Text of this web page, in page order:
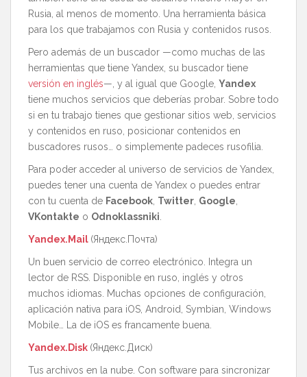
Rusia, al menos de momento. Una herramienta básica
para los que trabajamos con Rusia y contenidos rusos.
Pero además de un buscador —como muchas de las
herramientas que tiene Yandex, su buscador tiene
versión en inglés—, y al igual que Google, Yandex
tiene muchos servicios que deberías probar. Sobre todo
si en tu trabajo tienes que gestionar sitios web, servicios
y contenidos en ruso, posicionar contenidos en
buscadores rusos… o simplemente padeces rusofilia.
Para poder acceder al universo de servicios de Yandex,
puedes tener una cuenta de Yandex o puedes entrar
con tu cuenta de Facebook, Twitter, Google,
VKontakte o Odnoklassniki.
Yandex.Mail (Яндекс.Почта)
Un buen servicio de correo electrónico. Integra un
lector de RSS. Disponible en ruso, inglés y otros
muchos idiomas. Muchas opciones de configuración,
aplicación nativa para iOS, Android, Symbian, Windows
Mobile… La de iOS es francamente buena.
Yandex.Disk (Яндекс.Диск)
Tus archivos en la nube. Con software para sincronizar